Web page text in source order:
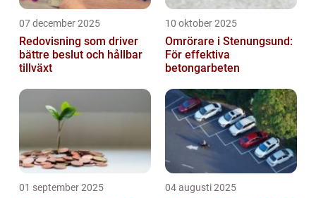
07 december 2025
Redovisning som driver
bättre beslut och hållbar
tillväxt
10 oktober 2025
Omrörare i Stenungsund:
För effektiva
betongarbeten
01 september 2025 04 augusti 2025